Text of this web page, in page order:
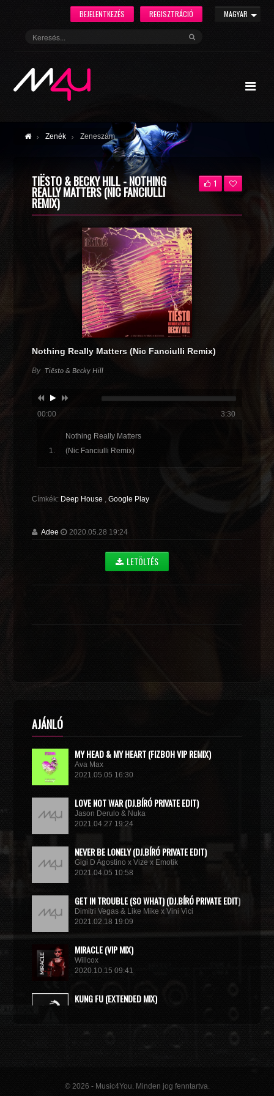
MAGYAR
REGISZTRÁCIÓ
BEJELENTKEZÉS
Zenék Zeneszám
TIËSTO & BECKY HILL - NOTHING
REALLY MATTERS (NIC FANCIULLI
REMIX)
1
Nothing Really Matters (Nic Fanciulli Remix)
By Tiësto & Becky Hill
00:00 3:30
Nothing Really Matters
(Nic Fanciulli Remix)
Címkék: Deep House ,Google Play
Adee 2020.05.28 19:24
LETÖLTÉS
AJÁNLÓ
MY HEAD & MY HEART (FIZBOH VIP REMIX)
Ava Max
2021.05.05 16:30
LOVE NOT WAR (DJ.BÍRÓ PRIVATE EDIT)
Jason Derulo & Nuka
2021.04.27 19:24
NEVER BE LONELY (DJ.BÍRÓ PRIVATE EDIT)
Gigi D Agostino x Vize x Emotik
2021.04.05 10:58
GET IN TROUBLE (SO WHAT) (DJ.BÍRÓ PRIVATE EDIT)
Dimitri Vegas & Like Mike x Vini Vici
2021.02.18 19:09
MIRACLE (VIP MIX)
Willcox
2020.10.15 09:41
KUNG FU (EXTENDED MIX)
© 2026 - Music4You. Minden jog fenntartva.